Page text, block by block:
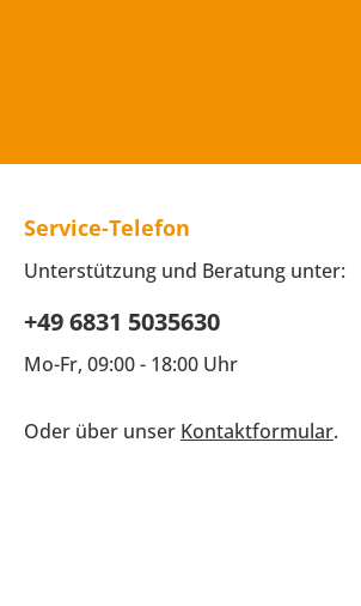
Service-Telefon
Unterstützung und Beratung unter:
+49 6831 5035630
Mo-Fr, 09:00 - 18:00 Uhr
Oder über unser Kontaktformular.